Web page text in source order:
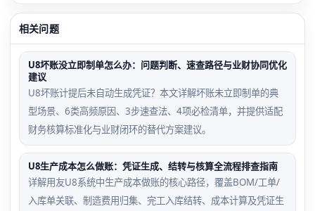
相关问题
U8坏账没立即制单怎么办：问题判断、速查路径与业财协同优化
建议
U8坏账计提后未自动生成凭证？本文详解坏账未立即制单的典
型场景、6类高频原因、3步速查法、4项必检清单，并提供适配
财务核算标准化与业财闭环的替代方案建议。
U8生产成本怎么做账：凭证生成、结转与核算全流程排查指南
详解用友U8系统中生产成本做账的核心路径，覆盖BOM/工单/
入库单关联、制造费用归集、完工入库结转、成本计算及凭证生